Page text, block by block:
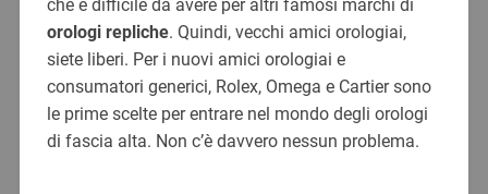
che è difficile da avere per altri famosi marchi di
orologi repliche. Quindi, vecchi amici orologiai,
siete liberi. Per i nuovi amici orologiai e
consumatori generici, Rolex, Omega e Cartier sono
le prime scelte per entrare nel mondo degli orologi
di fascia alta. Non c’è davvero nessun problema.